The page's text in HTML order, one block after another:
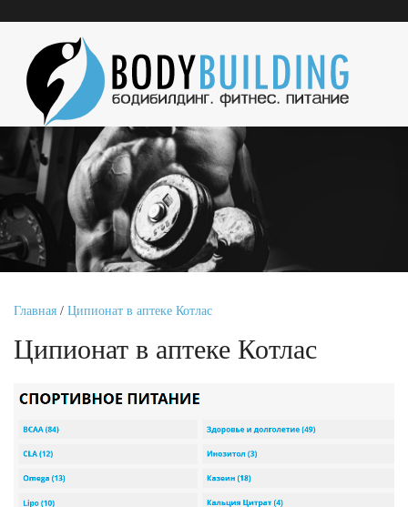
Главная / Ципионат в аптеке Котлас
Ципионат в аптеке Котлас